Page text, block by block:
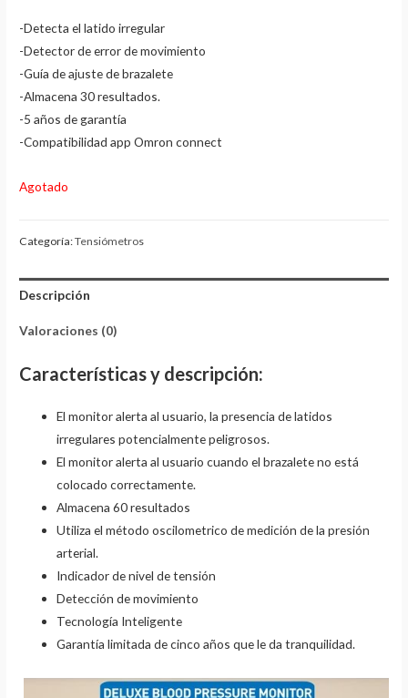
-Detecta el latido irregular
-Detector de error de movimiento
-Guía de ajuste de brazalete
-Almacena 30 resultados.
-5 años de garantía
-Compatibilidad app Omron connect
Agotado
Categoría:Tensiómetros
Descripción
Valoraciones (0)
Características y descripción:
El monitor alerta al usuario, la presencia de latidos
irregulares potencialmente peligrosos.
El monitor alerta al usuario cuando el brazalete no está
colocado correctamente.
Almacena 60 resultados
Utiliza el método oscilometrico de medición de la presión
arterial.
Indicador de nivel de tensión
Detección de movimiento
Tecnología Inteligente
Garantía limitada de cinco años que le da tranquilidad.